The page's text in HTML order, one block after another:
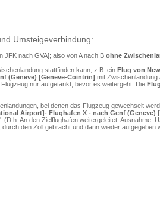
Umsteigeverbindung:
JFK nach GVA]; also von A nach B ohne
stattfinden kann, z.B. ein Flug von
(Geneve) [Geneve-Cointrin] mit Zwischenlandung
nur aufgetankt, bevor es weitergeht. Die
bei denen das Flugzeug gewechselt
Airport]- Flughafen X - nach Genf (Geneve)
An den Zielflughafen weitergeleitet. Ausnahme:
den Zoll gebracht und dann wieder aufgegeben